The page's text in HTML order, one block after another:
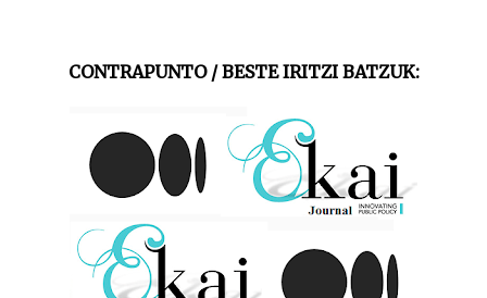
CONTRAPUNTO / BESTE IRITZI BATZUK: